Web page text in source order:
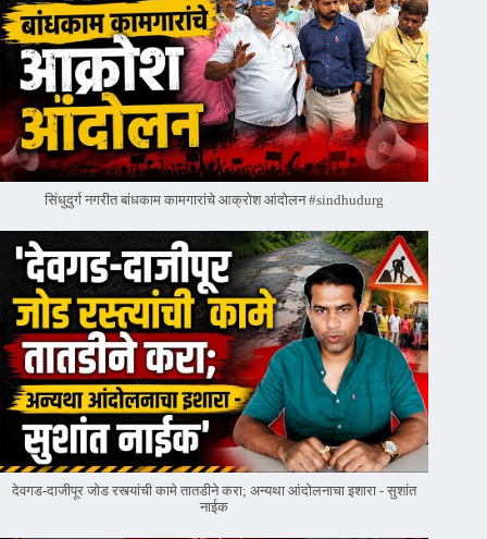
सिंधुदुर्ग नगरीत बांधकाम कामगारांचे आक्रोश आंदोलन #sindhudurg
देवगड-दाजीपूर जोड रस्त्यांची कामे तातडीने करा; अन्यथा आंदोलनाचा इशारा - सुशांत
नाईक